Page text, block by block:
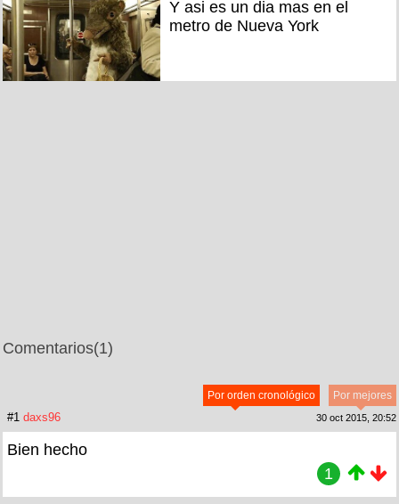
Y asi es un dia mas en el
metro de Nueva York
Comentarios(1)
Por mejores
Por orden cronológico
#1 daxs96 30 oct 2015, 20:52
Bien hecho
1